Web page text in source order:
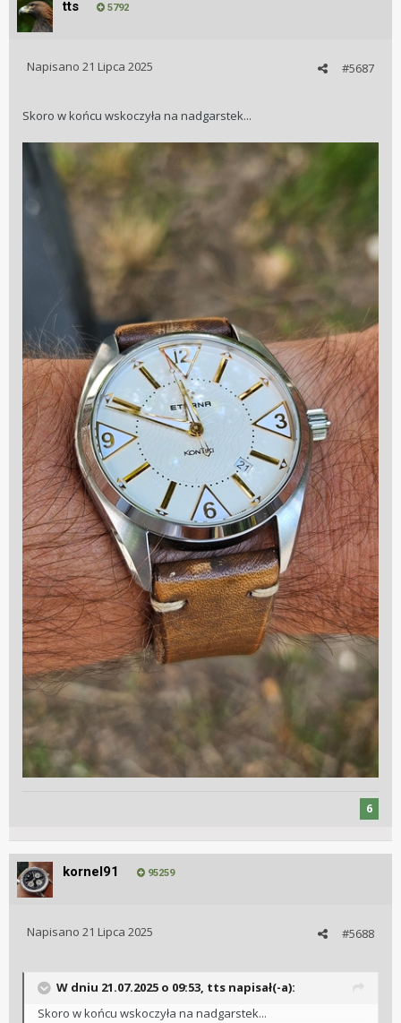
tts 5792
#5687
Napisano 21 Lipca 2025
Skoro w końcu wskoczyła na nadgarstek...
6
kornel91 95259
#5688
Napisano 21 Lipca 2025
W dniu 21.07.2025 o 09:53, tts napisał(-a):
Skoro w końcu wskoczyła na nadgarstek...